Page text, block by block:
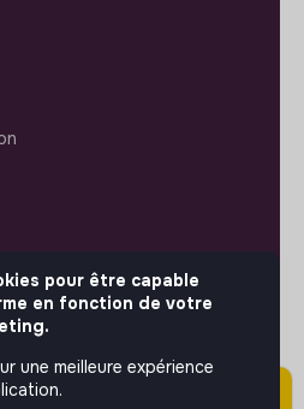
a été publiée il y a
pour être capable
en fonction de votre
une meilleure expérience